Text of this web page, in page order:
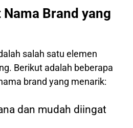
Brand yang
salah satu elemen
Berikut adalah beberapa
brand yang menarik:
dan mudah diingat